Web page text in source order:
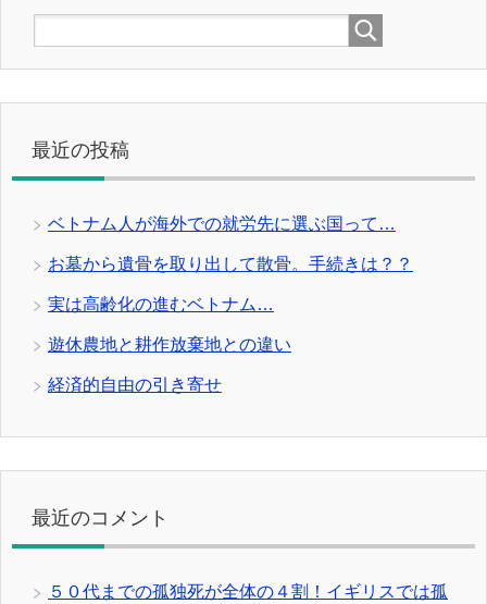
最近の投稿
ベトナム人が海外での就労先に選ぶ国って…
お墓から遺骨を取り出して散骨。手続きは？？
実は高齢化の進むベトナム…
遊休農地と耕作放棄地との違い
経済的自由の引き寄せ
最近のコメント
５０代までの孤独死が全体の４割！イギリスでは孤